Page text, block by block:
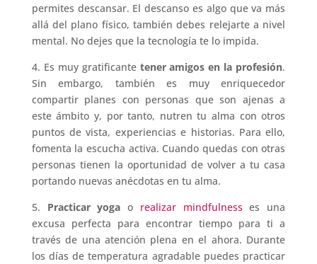
permites descansar. El descanso es algo que va más
allá del plano físico, también debes relejarte a nivel
mental. No dejes que la tecnología te lo impida.
4. Es muy gratificante tener amigos en la profesión.
Sin embargo, también es muy enriquecedor
compartir planes con personas que son ajenas a
este ámbito y, por tanto, nutren tu alma con otros
puntos de vista, experiencias e historias. Para ello,
fomenta la escucha activa. Cuando quedas con otras
personas tienen la oportunidad de volver a tu casa
portando nuevas anécdotas en tu alma.
5. Practicar yoga o realizar mindfulness es una
excusa perfecta para encontrar tiempo para ti a
través de una atención plena en el ahora. Durante
los días de temperatura agradable puedes practicar